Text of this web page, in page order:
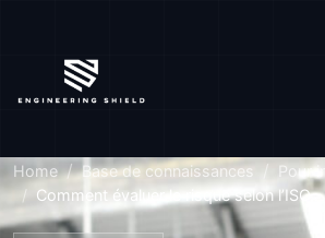
Home Base de connaissances
Pour
Comment évaluer le risque selon l’ISO...